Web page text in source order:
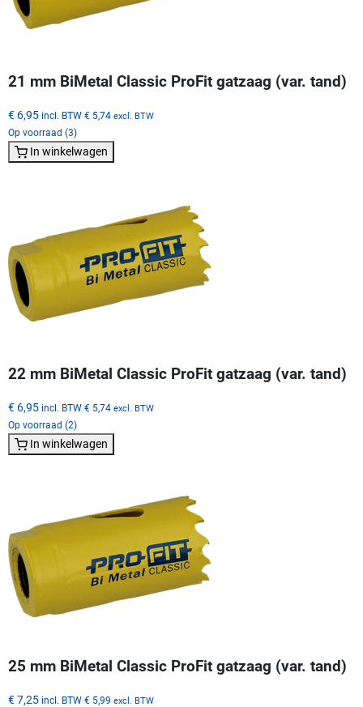
21 mm BiMetal Classic ProFit gatzaag (var. tand)
€ 6,95 incl. BTW € 5,74 excl. BTW
Op voorraad (3)
In winkelwagen
22 mm BiMetal Classic ProFit gatzaag (var. tand)
€ 6,95 incl. BTW € 5,74 excl. BTW
Op voorraad (2)
In winkelwagen
25 mm BiMetal Classic ProFit gatzaag (var. tand)
€ 7,25 incl. BTW € 5,99 excl. BTW